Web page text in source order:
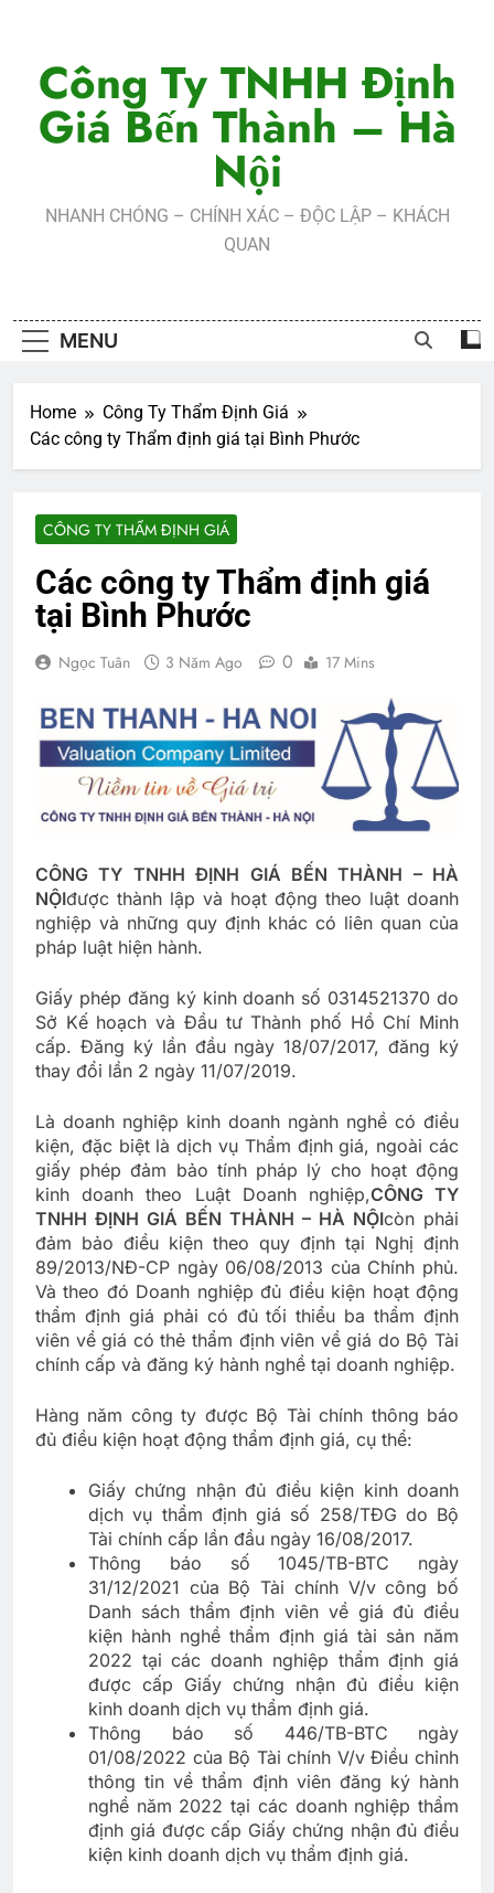
contentCông Ty TNHH Định
Giá Bến Thành – Hà
Nội
NHANH CHÓNG – CHÍNH XÁC – ĐỘC LẬP – KHÁCH
QUAN
MENU
Home
Công Ty Thẩm Định Giá
Các công ty Thẩm định giá tại Bình Phước
CÔNG TY THẨM ĐỊNH GIÁ
Các công ty Thẩm định giá
tại Bình Phước
Ngọc Tuân 3 Năm Ago 0 17 Mins
CÔNG TY TNHH ĐỊNH GIÁ BẾN THÀNH – HÀ
NỘIđược thành lập và hoạt động theo luật doanh
nghiệp và những quy định khác có liên quan của
pháp luật hiện hành.
Giấy phép đăng ký kinh doanh số 0314521370 do
Sở Kế hoạch và Đầu tư Thành phố Hồ Chí Minh
cấp. Đăng ký lần đầu ngày 18/07/2017, đăng ký
thay đổi lần 2 ngày 11/07/2019.
Là doanh nghiệp kinh doanh ngành nghề có điều
kiện, đặc biệt là dịch vụ Thẩm định giá, ngoài các
giấy phép đảm bảo tính pháp lý cho hoạt động
kinh doanh theo Luật Doanh nghiệp,CÔNG TY
TNHH ĐỊNH GIÁ BẾN THÀNH – HÀ NỘIcòn phải
đảm bảo điều kiện theo quy định tại Nghị định
89/2013/NĐ-CP ngày 06/08/2013 của Chính phủ.
Và theo đó Doanh nghiệp đủ điều kiện hoạt động
thẩm định giá phải có đủ tối thiểu ba thẩm định
viên về giá có thẻ thẩm định viên về giá do Bộ Tài
chính cấp và đăng ký hành nghề tại doanh nghiệp.
Hàng năm công ty được Bộ Tài chính thông báo
đủ điều kiện hoạt động thẩm định giá, cụ thể:
Giấy chứng nhận đủ điều kiện kinh doanh
dịch vụ thẩm định giá số 258/TĐG do Bộ
Tài chính cấp lần đầu ngày 16/08/2017.
Thông báo số 1045/TB-BTC ngày
31/12/2021 của Bộ Tài chính V/v công bố
Danh sách thẩm định viên về giá đủ điều
kiện hành nghề thẩm định giá tài sản năm
2022 tại các doanh nghiệp thẩm định giá
được cấp Giấy chứng nhận đủ điều kiện
kinh doanh dịch vụ thẩm định giá.
Thông báo số 446/TB-BTC ngày
01/08/2022 của Bộ Tài chính V/v Điều chỉnh
thông tin về thẩm định viên đăng ký hành
nghề năm 2022 tại các doanh nghiệp thẩm
định giá được cấp Giấy chứng nhận đủ điều
kiện kinh doanh dịch vụ thẩm định giá.